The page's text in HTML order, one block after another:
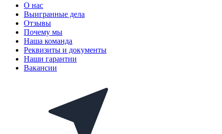
О нас
Выигранные дела
Отзывы
Почему мы
Наша команда
Реквизиты и документы
Наши гарантии
Вакансии